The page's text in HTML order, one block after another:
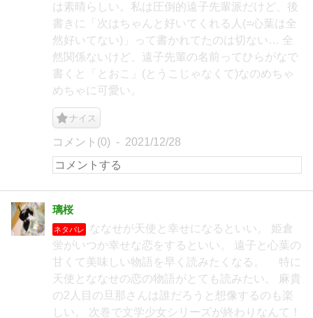
は素晴らしい。私は圧倒的遠子先輩派だけど、後
書きに「次はちゃんと好いてくれる人(=心葉は全
然好いてない)」って書かれてたのは切ない… 全
然関係ないけど、遠子先輩の名前ってひらがなで
書くと「とおこ」(とうこじゃなくて)なのめちゃ
めちゃに可愛い。
ナイス
コメント(0) 2021/12/28
璃桜
ネタバレ
ななせが天使と幸せになるといい。 姫倉
蛍がいつか幸せな恋をするといい。 遠子と心葉の
甘くて美味しい物語を早く読みたくなる。 特に
天使とななせの恋の物語がとても読みたい。 麻貴
の2人目の旦那さんは誰だろうと想像するのも楽
しい。 次巻で文学少女シリーズが終わりなんて！